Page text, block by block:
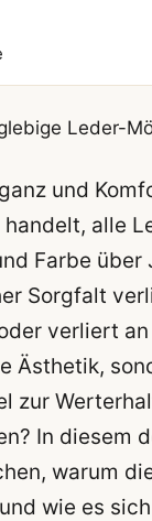
Leder-
und
alle
Farbe
Sorgfalt
verliert
Ästhetik,
zur
In diesem
warum
wie es